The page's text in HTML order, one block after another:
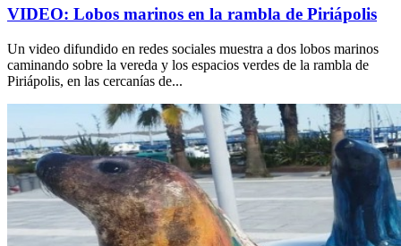
VIDEO: Lobos marinos en la rambla de Piriápolis
Un video difundido en redes sociales muestra a dos lobos marinos
caminando sobre la vereda y los espacios verdes de la rambla de
Piriápolis, en las cercanías de...